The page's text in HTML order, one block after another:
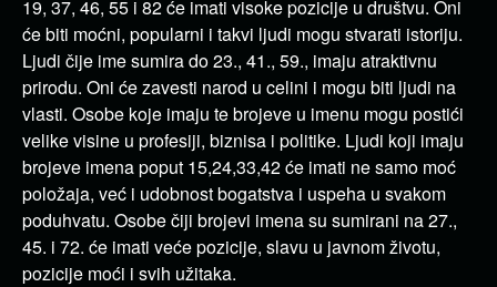
19, 37, 46, 55 i 82 će imati visoke pozicije u društvu. Oni
će biti moćni, popularni i takvi ljudi mogu stvarati istoriju.
Ljudi čije ime sumira do 23., 41., 59., imaju atraktivnu
prirodu. Oni će zavesti narod u celini i mogu biti ljudi na
vlasti. Osobe koje imaju te brojeve u imenu mogu postići
velike visine u profesiji, biznisa i politike. Ljudi koji imaju
brojeve imena poput 15,24,33,42 će imati ne samo moć
položaja, već i udobnost bogatstva i uspeha u svakom
poduhvatu. Osobe čiji brojevi imena su sumirani na 27.,
45. i 72. će imati veće pozicije, slavu u javnom životu,
pozicije moći i svih užitaka.